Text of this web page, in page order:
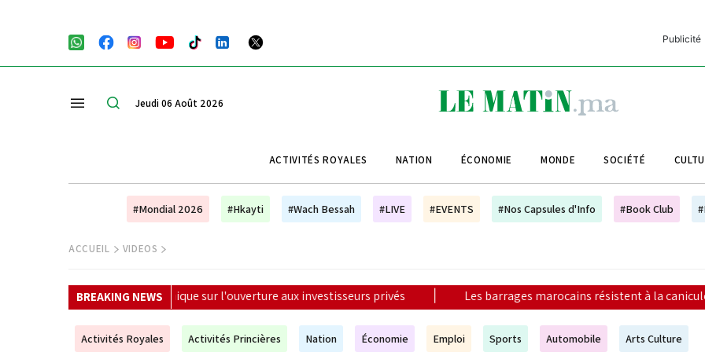
Publicité
Jeudi 06 Août 2026
ACTIVITÉS ROYALES NATION ÉCONOMIE MONDE SOCIÉTÉ
#Mondial 2026 #Hkayti #Wach Bessah #LIVE #EVENTS #Nos Capsules d'Info #Book Club
ACCUEIL VIDEOS
BREAKING NEWS
sur l'ouverture aux investisseurs privés | Les barrages marocains résistent à la canicule grâce à des réserves
Activités Royales Activités Princières Nation Économie Emploi Sports Automobile Arts Culture